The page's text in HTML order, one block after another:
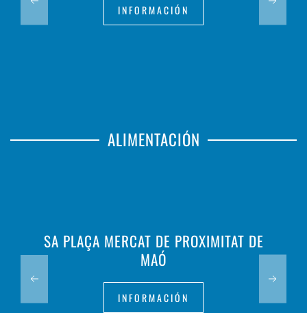
INFORMACIÓN
ALIMENTACIÓN
SA PLAÇA MERCAT DE PROXIMITAT DE
MAÓ
INFORMACIÓN